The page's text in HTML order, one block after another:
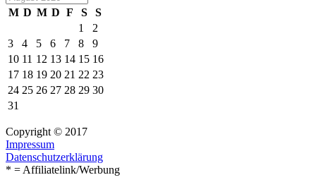
M D M D F S
S
1
2
3
4 5 6 7 8
9
10 11 12 13 14 15 16
17 18 19 20 21 22 23
24 25 26 27 28 29 30
31
Copyright © 2017
Impressum
Datenschutzerklärung
* = Affiliatelink/Werbung